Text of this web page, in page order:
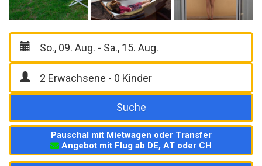
Suche
Pauschal mit Mietwagen oder Transfer
Angebot mit Flug ab DE, AT oder CH